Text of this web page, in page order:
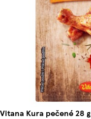
Vitana Kura pečené 28 g